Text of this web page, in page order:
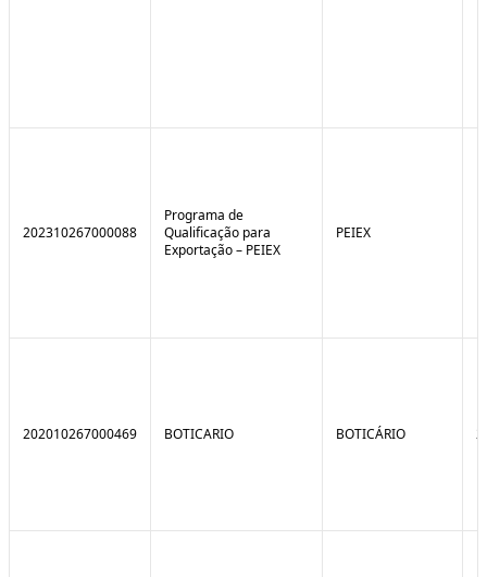
202310267000088
Programa de
Qualificação para
Exportação – PEIEX
PEIEX
202010267000469 BOTICARIO BOTICÁRIO